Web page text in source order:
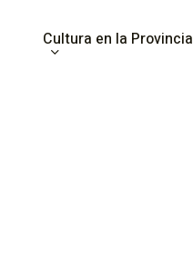
Cultura en la Provincia